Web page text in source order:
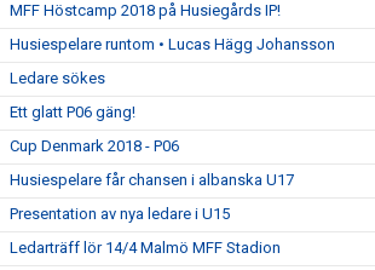
MFF Höstcamp 2018 på Husiegårds IP!
Husiespelare runtom • Lucas Hägg Johansson
Ledare sökes
Ett glatt P06 gäng!
Cup Denmark 2018 - P06
Husiespelare får chansen i albanska U17
Presentation av nya ledare i U15
Ledarträff lör 14/4 Malmö MFF Stadion